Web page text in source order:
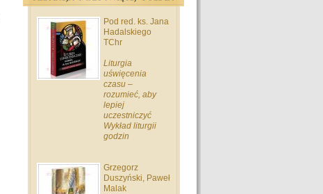
Pod red. ks. Jana
Hadalskiego
TChr
Liturgia
uświęcenia
czasu –
rozumieć, aby
lepiej
uczestniczyć
Wykład liturgii
godzin
Grzegorz
Duszyński, Paweł
Malak